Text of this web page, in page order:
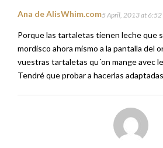
Ana de AlisWhim.com5 April, 2013 at 6:52
Porque las tartaletas tienen leche que
mordisco ahora mismo a la pantalla del
vuestras tartaletas qu´on mange avec
Tendré que probar a hacerlas